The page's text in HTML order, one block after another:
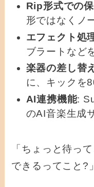
Rip形式での
形ではなくノ
エフェクト処
ブラートなど
楽器の差し替え
に、キックを
AI連携機能:
のAI音楽生成
「ちょっと待っ
できるってこと?」